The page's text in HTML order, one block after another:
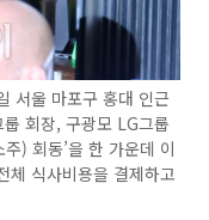
서울 마포구 홍대 인근
회장, 구광모 LG그룹
) 회동’을 한 가운데 이
체 식사비용을 결제하고